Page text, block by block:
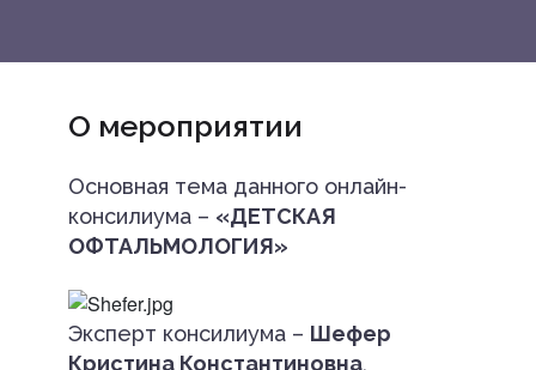
О мероприятии
Основная тема данного онлайн-
консилиума – «ДЕТСКАЯ
ОФТАЛЬМОЛОГИЯ»
Эксперт консилиума – Шефер
Кристина Константиновна,